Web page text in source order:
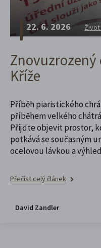
22. 6. 2026 Život
Znovuzrozený
Kříže
Příběh piaristického
příběhem velkého
Přijďte objevit prostor,
potkává se současným
ocelovou lávkou a
Přečíst celý článek
David Zandler